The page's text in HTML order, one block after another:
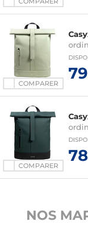
COMPARER
DISPO
COMPARER
DISPO
NOS